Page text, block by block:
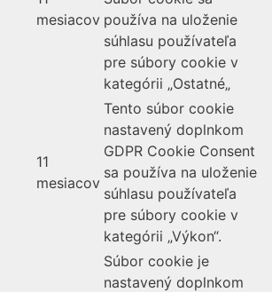
mesiacov používa na uloženie
súhlasu používateľa
pre súbory cookie v
kategórii „Ostatné„
11
mesiacov
Tento súbor cookie
nastavený doplnkom
GDPR Cookie Consent
sa používa na uloženie
súhlasu používateľa
pre súbory cookie v
kategórii „Výkon“.
Súbor cookie je
nastavený doplnkom